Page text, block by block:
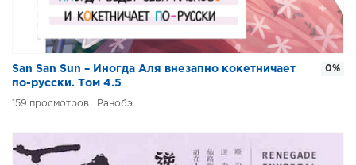
San San Sun – Иногда Аля внезапно кокетничает
по-русски. Том 4.5
159 Ранобэ
0%